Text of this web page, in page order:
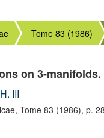
Tome 83 (1986)
on 3-manifolds.
III
Tome 83 (1986), p.